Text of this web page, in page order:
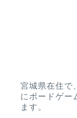
宮城県在住で
にボードゲー
ます。